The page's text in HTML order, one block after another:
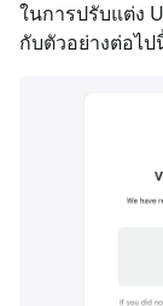
ในการปรับแต่ง
กับตัวอย่างต่อไป